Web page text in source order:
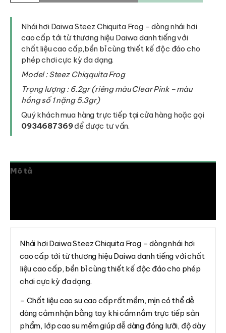
Daiwa
Steez
Chiquita
Frog
lượng
Nhái hơi Daiwa Steez Chiquita Frog – dòng nhái hơi
cao cấp tới từ thương hiệu Daiwa danh tiếng với
chất liệu cao cấp,bền bỉ cùng thiết kế độc đáo cho
phép chơi cực kỳ đa dạng.
Model : Steez Chiqquita Frog
Trọng lượng : 6.2gr (riêng màu Clear Pink – màu
hồng số 1 nặng 5.3gr)
Quý khách mua hàng trực tiếp tại cửa hàng hoặc gọi
0934687369để được tư vấn.
Mô tả
Nhái hơi Daiwa Steez Chiquita Frog – dòng nhái hơi
cao cấp tới từ thương hiệu Daiwa danh tiếng với chất
liệu cao cấp, bền bỉ cùng thiết kế độc đáo cho phép
chơi cực kỳ đa dạng.
– Chất liệu cao su cao cấp rất mềm, mịn có thể dễ
dàng cảm nhận bằng tay khi cầm nắm trực tiếp sản
phẩm, lớp cao su mềm giúp dễ dàng đóng lưỡi, độ dày